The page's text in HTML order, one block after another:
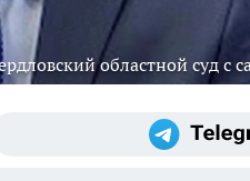
областной суд с